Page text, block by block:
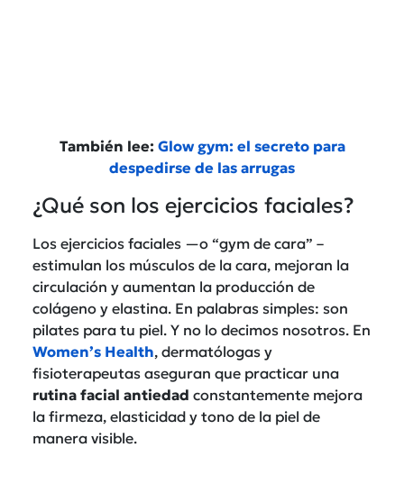
También lee: Glow gym: el secreto para
despedirse de las arrugas
¿Qué son los ejercicios faciales?
Los ejercicios faciales —o “gym de cara” –
estimulan los músculos de la cara, mejoran la
circulación y aumentan la producción de
colágeno y elastina. En palabras simples: son
pilates para tu piel. Y no lo decimos nosotros. En
Women’s Health, dermatólogas y
fisioterapeutas aseguran que practicar una
rutina facial antiedad constantemente mejora
la firmeza, elasticidad y tono de la piel de
manera visible.